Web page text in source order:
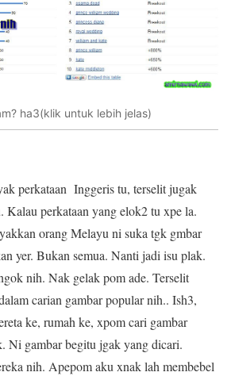
ha3(klik untuk lebih jelas)
perkataan Inggeris tu, terselit jugak
Kalau perkataan yang elok2 tu xpe la.
orang Melayu ni suka tgk gmbar
yer. Bukan semua. Nanti jadi isu plak.
nih. Nak gelak pom ade. Terselit
carian gambar popular nih.. Ish3,
ke, rumah ke, xpom cari gambar
Ni gambar begitu jgak yang dicari.
nih. Apepom aku xnak lah membebel